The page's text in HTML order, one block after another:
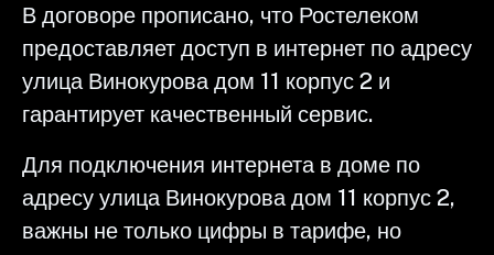
В договоре прописано, что Ростелеком
предоставляет доступ в интернет по адресу
улица Винокурова дом 11 корпус 2 и
гарантирует качественный сервис.
Для подключения интернета в доме по
адресу улица Винокурова дом 11 корпус 2,
важны не только цифры в тарифе, но